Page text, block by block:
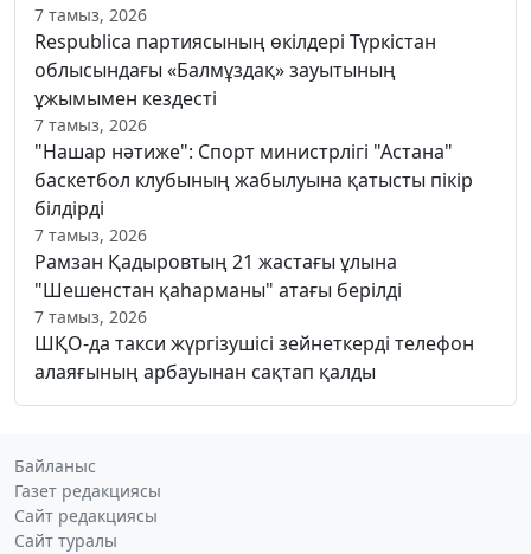
7 тамыз, 2026
Respublica партиясының өкілдері Түркістан
облысындағы «Балмұздақ» зауытының
ұжымымен кездесті
7 тамыз, 2026
"Нашар нәтиже": Спорт министрлігі "Астана"
баскетбол клубының жабылуына қатысты пікір
білдірді
7 тамыз, 2026
Рамзан Қадыровтың 21 жастағы ұлына
"Шешенстан қаһарманы" атағы берілді
7 тамыз, 2026
ШҚО-да такси жүргізушісі зейнеткерді телефон
алаяғының арбауынан сақтап қалды
Байланыс
Газет редакциясы
Сайт редакциясы
Сайт туралы